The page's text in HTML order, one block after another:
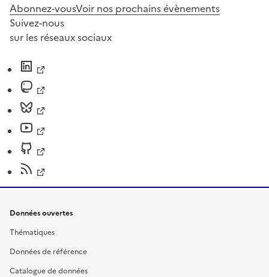
Abonnez-vousVoir nos prochains évènements
Suivez-nous
sur les réseaux sociaux
Données ouvertes
Thématiques
Données de référence
Catalogue de données